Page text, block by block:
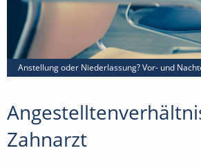
Anstellung oder Niederlassung? Vor- und
Zahnarzt